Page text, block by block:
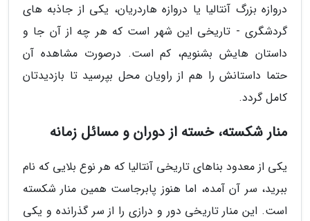
دروازه بزرگ آنتالیا یا دروازه هاردریان، یکی از جاذبه های
گردشگری - تاریخی این شهر است که هر چه از آن جا و
داستان هایش بشنویم، کم است. درصورت مشاهده آن
حتما داستانش را هم از راویان محل بپرسید تا بازدیدتان
کامل گردد.
منار شکسته، خسته از دوران و مسائل زمانه
یکی از معدود بناهای تاریخی آنتالیا که هر نوع بلایی که نام
ببرید، سر آن آمده، اما هنوز پابرجاست همین منار شکسته
است. این منار تاریخی دور و درازی را از سر گذرانده و یکی